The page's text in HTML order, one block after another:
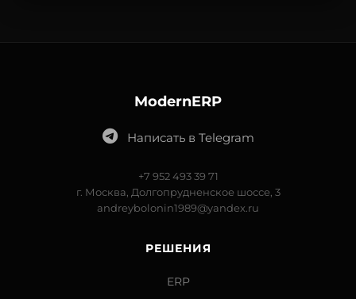
ModernERP
Написать в Telegram
+7 952 493 39 71
г. Москва, Долгопрудненское шоссе, 3
andreybolonin1989@yandex.ru
РЕШЕНИЯ
ERP